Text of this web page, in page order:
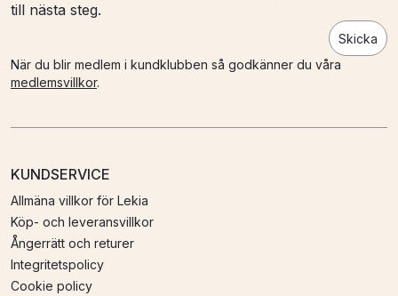
till nästa steg.
Skicka
När du blir medlem i kundklubben så godkänner du våra
medlemsvillkor.
KUNDSERVICE
Allmäna villkor för Lekia
Köp- och leveransvillkor
Ångerrätt och returer
Integritetspolicy
Cookie policy